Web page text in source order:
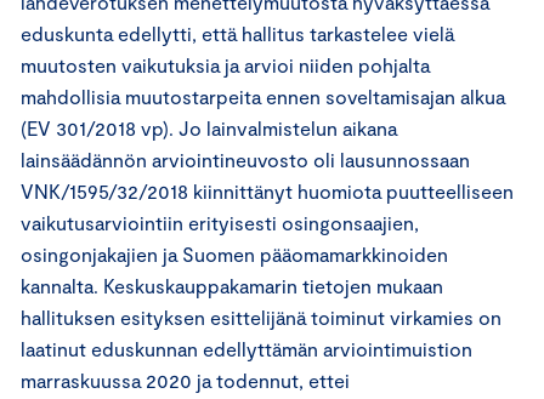
eduskunta edellytti, että hallitus tarkastelee vielä
muutosten vaikutuksia ja arvioi niiden pohjalta
mahdollisia muutostarpeita ennen soveltamisajan alkua
(EV 301/2018 vp). Jo lainvalmistelun aikana
lainsäädännön arviointineuvosto oli lausunnossaan
VNK/1595/32/2018 kiinnittänyt huomiota puutteelliseen
vaikutusarviointiin erityisesti osingonsaajien,
osingonjakajien ja Suomen pääomamarkkinoiden
kannalta. Keskuskauppakamarin tietojen mukaan
hallituksen esityksen esittelijänä toiminut virkamies on
laatinut eduskunnan edellyttämän arviointimuistion
marraskuussa 2020 ja todennut, ettei